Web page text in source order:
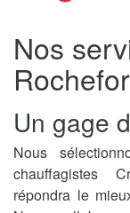
Nos
Un gage
Nous
chauffagistes
répondra le